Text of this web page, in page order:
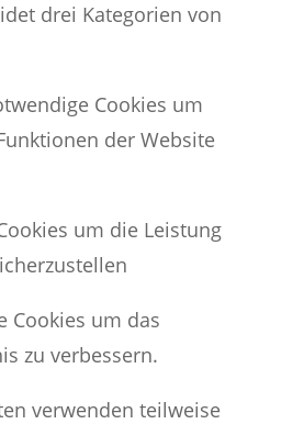
drei Kategorien von
Cookies um
der Website
um die Leistung
Cookies um das
zu verbessern.
verwenden teilweise